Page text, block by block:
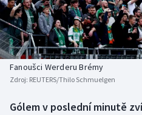
Baseball a softbal
Basketbal
Biatlon
Soutěže
Historické návraty
Aplikace ČT sport
Fanoušci Werderu Brémy
Zdroj: REUTERS/Thilo Schmuelgen
Gólem v poslední minutě